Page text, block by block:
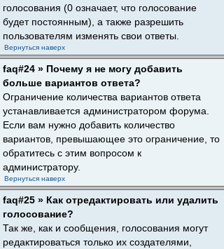
голосования (0 означает, что голосование
будет постоянным), а также разрешить
пользователям изменять свои ответы.
Вернуться наверх
faq#24 » Почему я не могу добавить
больше вариантов ответа?
Ограничение количества вариантов ответа
устанавливается администратором форума.
Если вам нужно добавить количество
вариантов, превышающее это ограничение, то
обратитесь с этим вопросом к
администратору.
Вернуться наверх
faq#25 » Как отредактировать или удалить
голосование?
Так же, как и сообщения, голосования могут
редактироваться только их создателями,